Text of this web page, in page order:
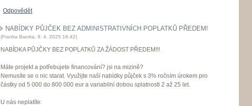
Odpovědět
NABÍDKY PŮJČEK BEZ ADMINISTRATIVNÍCH POPLATKŮ PŘEDEM!
(Franka Bianka 9. 4. 2025 16:42)
NABÍDKA PŮJČKY BEZ POPLATKŮ ZA ŽÁDOST PŘEDEM!!!
Máte projekt a potřebujete financování? jsi na mizině?
Nemusíte se o nic starat. Využijte naší nabídky půjček s 3% ročním úrokem pro
částky od 5 000 do 800 000 eur a variabilní dobou splatnosti 2 až 25 let.
U nás neplatíte: